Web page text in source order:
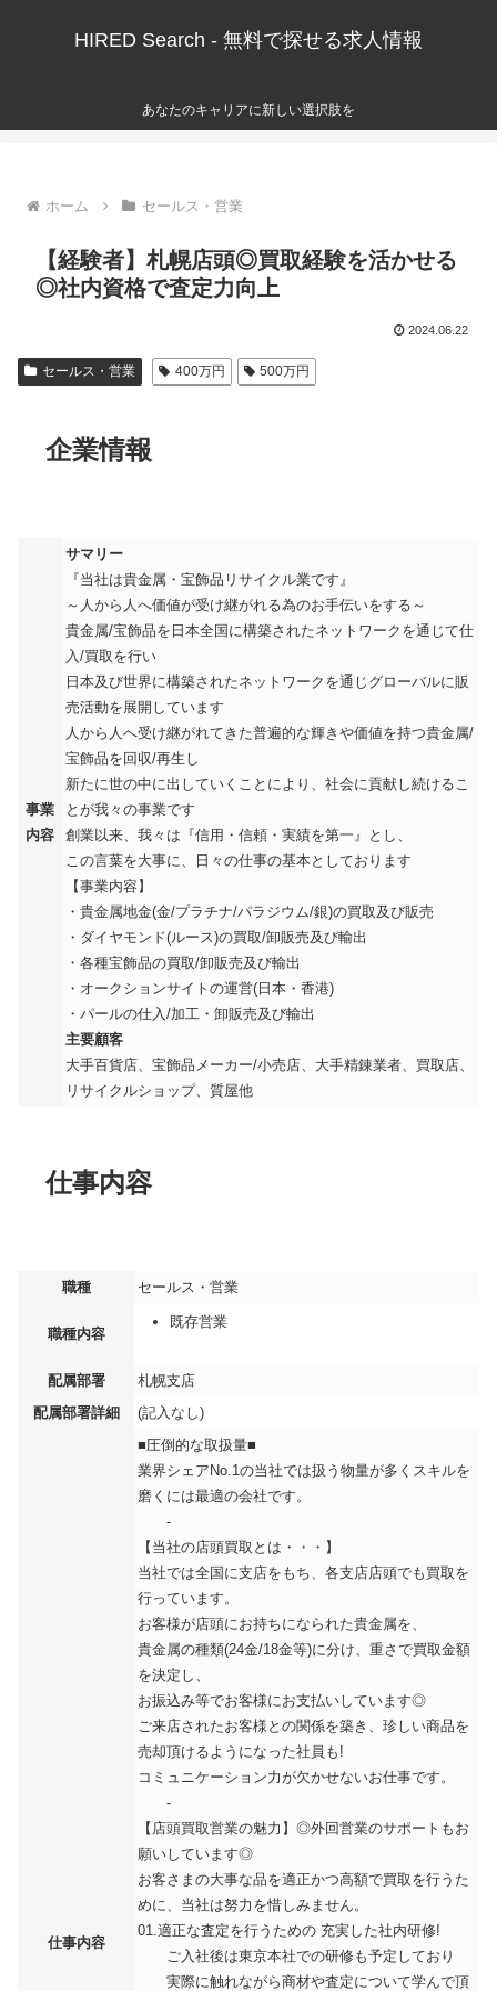
HIRED Search - 無料で探せる求人情報
あなたのキャリアに新しい選択肢を
ホーム セールス・営業
【経験者】札幌店頭◎買取経験を活かせる
◎社内資格で査定力向上
2024.06.22
セールス・営業 400万円 500万円
企業情報
事業
内容
サマリー
『当社は貴金属・宝飾品リサイクル業です』
～人から人へ価値が受け継がれる為のお手伝いをする～
貴金属/宝飾品を日本全国に構築されたネットワークを通じて仕
入/買取を行い
日本及び世界に構築されたネットワークを通じグローバルに販
売活動を展開しています
人から人へ受け継がれてきた普遍的な輝きや価値を持つ貴金属/
宝飾品を回収/再生し
新たに世の中に出していくことにより、社会に貢献し続けるこ
とが我々の事業です
創業以来、我々は『信用・信頼・実績を第一』とし、
この言葉を大事に、日々の仕事の基本としております
【事業内容】
・貴金属地金(金/プラチナ/パラジウム/銀)の買取及び販売
・ダイヤモンド(ルース)の買取/卸販売及び輸出
・各種宝飾品の買取/卸販売及び輸出
・オークションサイトの運営(日本・香港)
・パールの仕入/加工・卸販売及び輸出
主要顧客
大手百貨店、宝飾品メーカー/小売店、大手精錬業者、買取店、
リサイクルショップ、質屋他
仕事内容
職種 セールス・営業
職種内容
既存営業
配属部署
札幌支店
配属部署詳細
(記入なし)
仕事内容
■圧倒的な取扱量■
業界シェアNo.1の当社では扱う物量が多くスキルを
磨くには最適の会社です。
-
【当社の店頭買取とは・・・】
当社では全国に支店をもち、各支店店頭でも買取を
行っています。
お客様が店頭にお持ちになられた貴金属を、
貴金属の種類(24金/18金等)に分け、重さで買取金額
を決定し、
お振込み等でお客様にお支払いしています◎
ご来店されたお客様との関係を築き、珍しい商品を
売却頂けるようになった社員も!
コミュニケーション力が欠かせないお仕事です。
-
【店頭買取営業の魅力】◎外回営業のサポートもお
願いしています◎
お客さまの大事な品を適正かつ高額で買取を行うた
めに、当社は努力を惜しみません。
01.適正な査定を行うための 充実した社内研修!
ご入社後は東京本社での研修も予定しており
実際に触れながら商材や査定について学んで頂